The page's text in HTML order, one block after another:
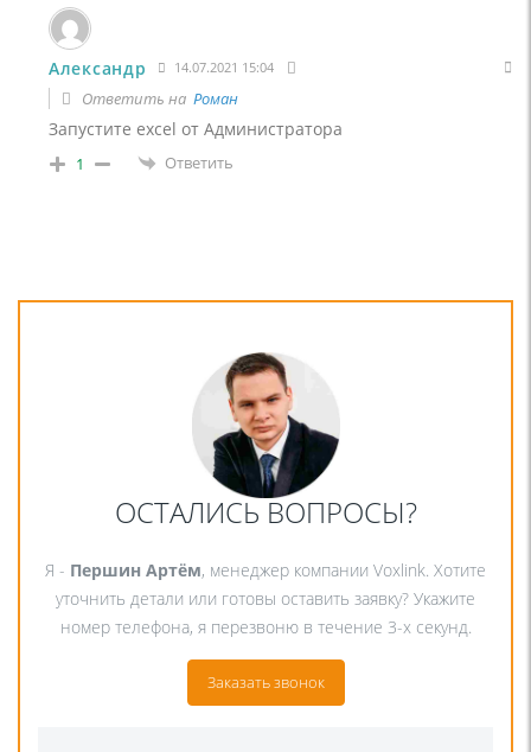
Александр 14.07.2021 15:04
Ответить на Роман
Запустите excel от Администратора
1 Ответить
ОСТАЛИСЬ ВОПРОСЫ?
Я - Першин Артём, менеджер компании Voxlink. Хотите
уточнить детали или готовы оставить заявку? Укажите
номер телефона, я перезвоню в течение 3-х секунд.
Заказать звонок